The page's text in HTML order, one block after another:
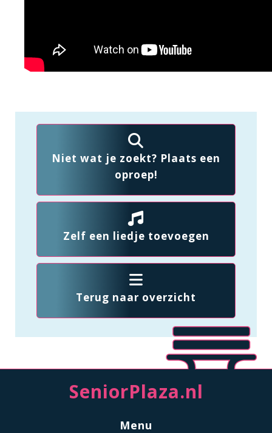
Niet wat je zoekt? Plaats een
oproep!
Zelf een liedje toevoegen
Terug naar overzicht
SeniorPlaza.nl
Menu